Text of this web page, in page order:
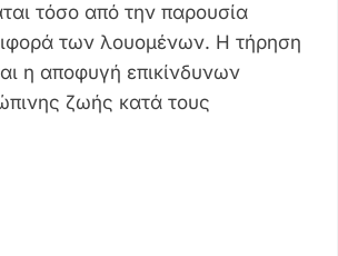
τόσο από την παρουσία
των λουομένων. Η τήρηση
η αποφυγή επικίνδυνων
ζωής κατά τους